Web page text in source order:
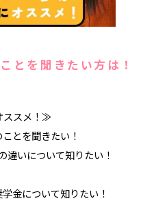
とを聞きたい方は！
ススメ！≫
とを聞きたい！
いについて知りたい！
金について知りたい！